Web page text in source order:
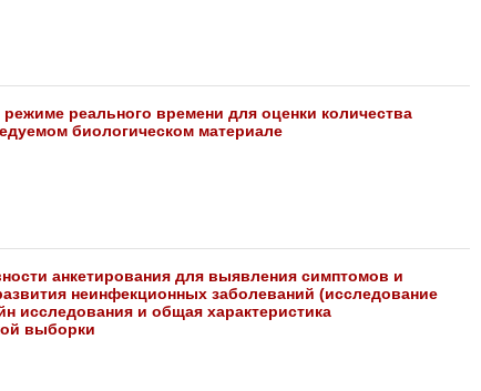
реального времени для оценки количества
биологическом материале
анкетирования для выявления симптомов и
неинфекционных заболеваний (исследование
исследования и общая характеристика
выборки